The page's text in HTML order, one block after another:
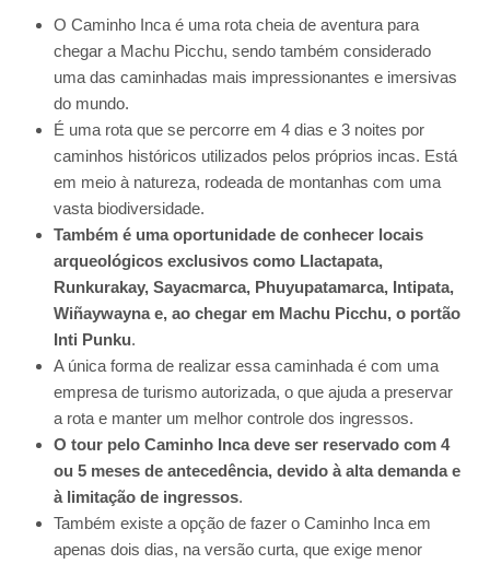
O Caminho Inca é uma rota cheia de aventura para
chegar a Machu Picchu, sendo também considerado
uma das caminhadas mais impressionantes e imersivas
do mundo.
É uma rota que se percorre em 4 dias e 3 noites por
caminhos históricos utilizados pelos próprios incas. Está
em meio à natureza, rodeada de montanhas com uma
vasta biodiversidade.
Também é uma oportunidade de conhecer locais
arqueológicos exclusivos como Llactapata,
Runkurakay, Sayacmarca, Phuyupatamarca, Intipata,
Wiñaywayna e, ao chegar em Machu Picchu, o portão
Inti Punku.
A única forma de realizar essa caminhada é com uma
empresa de turismo autorizada, o que ajuda a preservar
a rota e manter um melhor controle dos ingressos.
O tour pelo Caminho Inca deve ser reservado com 4
ou 5 meses de antecedência, devido à alta demanda e
à limitação de ingressos.
Também existe a opção de fazer o Caminho Inca em
apenas dois dias, na versão curta, que exige menor